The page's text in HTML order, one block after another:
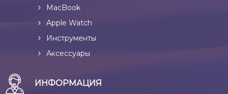
MacBook
Apple Watch
Инструменты
Аксессуары
ИНФОРМАЦИЯ